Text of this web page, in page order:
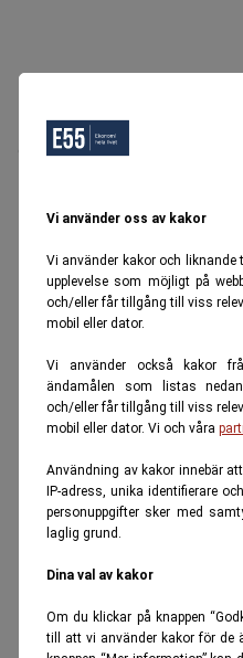
Vi använder oss av kakor
Vi använder kakor och
upplevelse som möjligt på
och/eller får tillgång till viss
mobil eller dator.
Vi använder också kakor
ändamålen som listas
och/eller får tillgång till viss
mobil eller dator. Vi och våra
Användning av kakor innebär
IP-adress, unika identifierare
personuppgifter sker med
laglig grund.
Dina val av kakor
Om du klickar på knappen
till att vi använder kakor för de
Oops, Ett fel